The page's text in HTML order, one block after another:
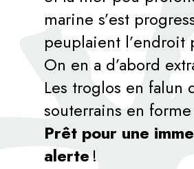
marine s’est
peuplaient l’endroit
On en a d’abord
Les troglos en falun
souterrains en
Prêt pour une
alerte !